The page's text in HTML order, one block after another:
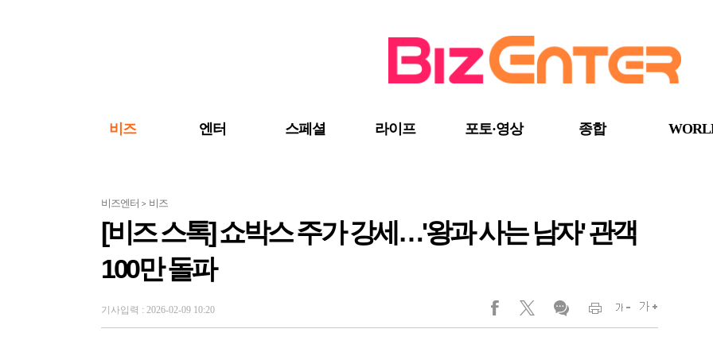
비즈 엔터 스페셜 라이프 포토·영상 종합
비즈엔터 > 비즈
[비즈 스톡] 쇼박스 주가 강세…'왕과 사는 남자' 관객
100만 돌파
기사입력 : 2026-02-09 10:20